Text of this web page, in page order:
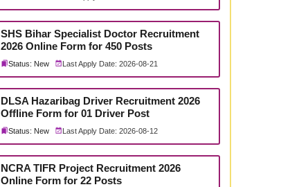
SHS Bihar Specialist Doctor Recruitment
2026 Online Form for 450 Posts
Status: New Last Apply Date: 2026-08-21
DLSA Hazaribag Driver Recruitment 2026
Offline Form for 01 Driver Post
Status: New Last Apply Date: 2026-08-12
NCRA TIFR Project Recruitment 2026
Online Form for 22 Posts